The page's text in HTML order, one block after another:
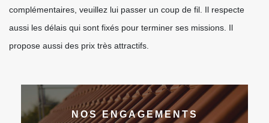
complémentaires, veuillez lui passer un coup de fil. Il respecte
aussi les délais qui sont fixés pour terminer ses missions. Il
propose aussi des prix très attractifs.
NOS ENGAGEMENTS